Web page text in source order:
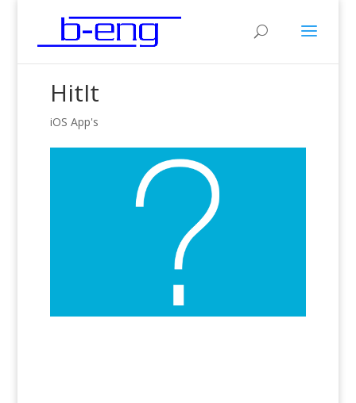
HitIt
iOS App's